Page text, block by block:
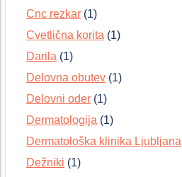
Cnc rezkar (1)
Cvetlična korita (1)
Darila (1)
Delovna obutev (1)
Delovni oder (1)
Dermatologija (1)
Dermatološka klinika Ljubljana
Dežniki (1)